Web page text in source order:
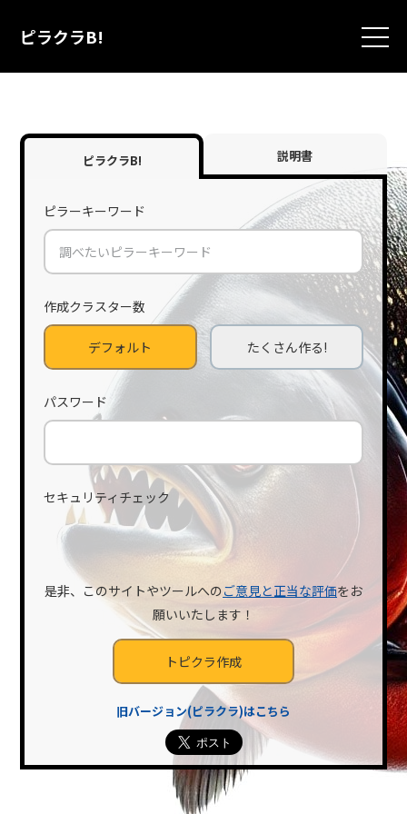
ピラクラB!
ピラクラB!
ピラーキーワード
作成クラスター数
デフォルト たくさん作る!
パスワード
セキュリティチェック
是非、このサイトやツールへの ご意見と正当な評価をお
願いいたします！
旧バージョン(ピラクラ)はこちら
最新パスワードは、柏崎剛のTwitter
月曜日のAM10:05に公開中。
説明書
ITP問題とこれからの
ッキング防止機能や規制強化により、従来のCookieを使ったトラッキン
グが困難に。信頼できる1stパーティドメインを活用した計測方法や、
プライバシー保護を重視した新しいア...
SEOとは？ 経験に基
づいた具体的な10の
指標からわかりやす
く解説
かりやすく紹介します。サイトの訪問者...
更新日: 2026/07/26
作成日: 2024/04/08
セマンティック・サ
チュレーションと
は？概念・3層モデ
ル・実装まで
セマンティック・サチュレーションとは、テーマの意味空間を網羅し、
検索エンジンとAIからの高評価を狙う新しいSEO手法です。3層モデルや
構造化マークアップを活用し、狭く深く掘り下げるコンテンツ戦略で、
検索結果の圏外を脱却し、圧倒的な情報の網羅...
作成日: 2026/02/22